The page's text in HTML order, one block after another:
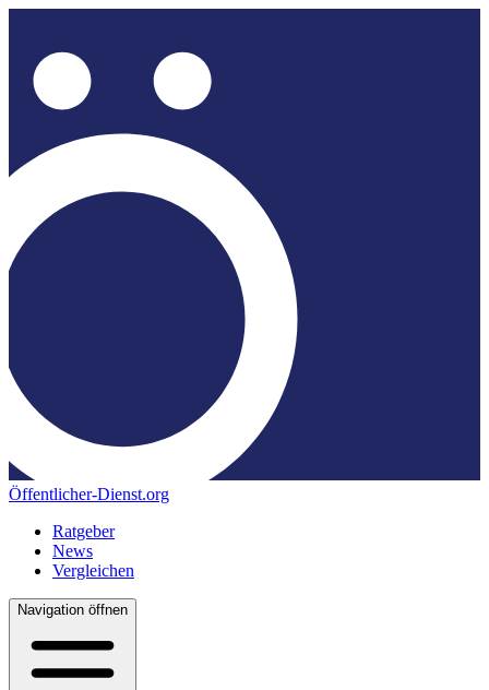
Öffentlicher-Dienst.org
Ratgeber
News
Vergleichen
Navigation öffnen